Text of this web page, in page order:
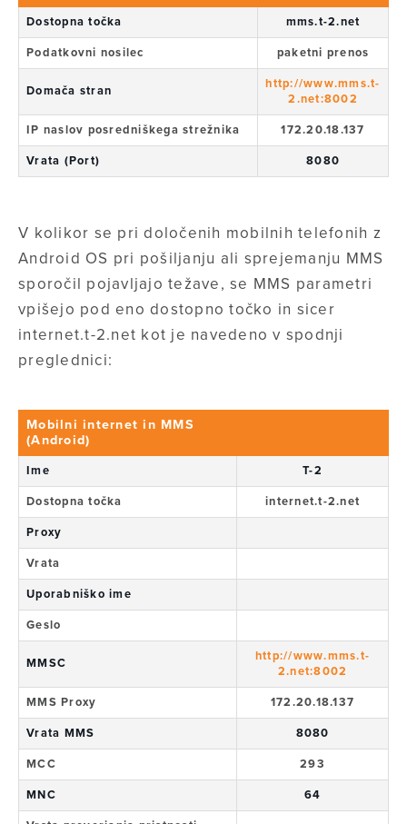
Dostopna točka mms.t-2.net
Podatkovni nosilec paketni prenos
Domača stran
http://www.mms.t-
2.net:8002
IP naslov posredniškega strežnika 172.20.18.137
Vrata (Port) 8080
V kolikor se pri določenih mobilnih telefonih z
Android OS pri pošiljanju ali sprejemanju MMS
sporočil pojavljajo težave, se MMS parametri
vpišejo pod eno dostopno točko in sicer
internet.t-2.net kot je navedeno v spodnji
preglednici:
Mobilni internet in MMS
(Android)
Ime T-2
Dostopna točka internet.t-2.net
Proxy
Vrata
Uporabniško ime
Geslo
MMSC
http://www.mms.t-
2.net:8002
MMS Proxy 172.20.18.137
Vrata MMS 8080
MCC 293
MNC 64